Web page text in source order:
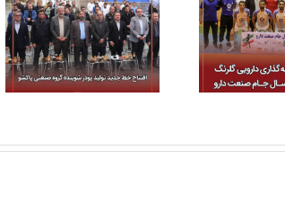
حضور تیم گروه
سرمایه‌گذاری دارویی
گلرنگ در مسابقات
فوتسال جام صنعت دارو